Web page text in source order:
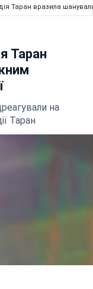
Таран вразила
Таран
на
Таран